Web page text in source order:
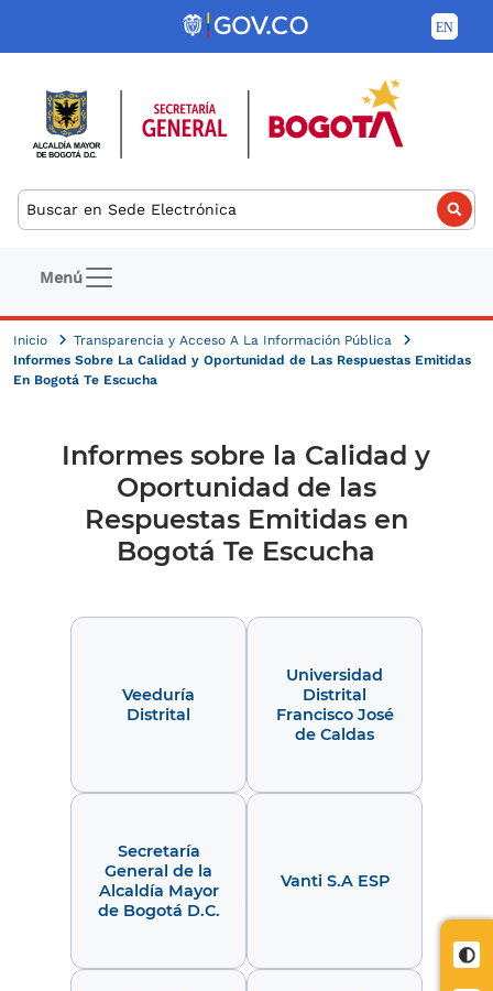
Pasar al contenido principal
Buscar
Navegación principal
Menú
Inicio
Transparencia y Acceso A La Información Pública
Informes Sobre La Calidad y Oportunidad de Las Respuestas Emitidas
En Bogotá Te Escucha
Informes sobre la Calidad y
Oportunidad de las
Respuestas Emitidas en
Bogotá Te Escucha
Veeduría
Distrital
Universidad
Distrital
Francisco José
de Caldas
Secretaría
General de la
Alcaldía Mayor
de Bogotá D.C.
Vanti S.A ESP